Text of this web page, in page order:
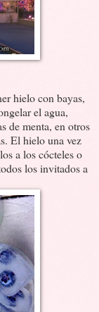
hielo con bayas,
el agua,
de menta, en otros
El hielo una vez
a los cócteles o
los invitados a